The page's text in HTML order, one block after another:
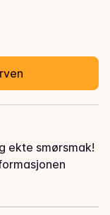
ekte smørsmak!